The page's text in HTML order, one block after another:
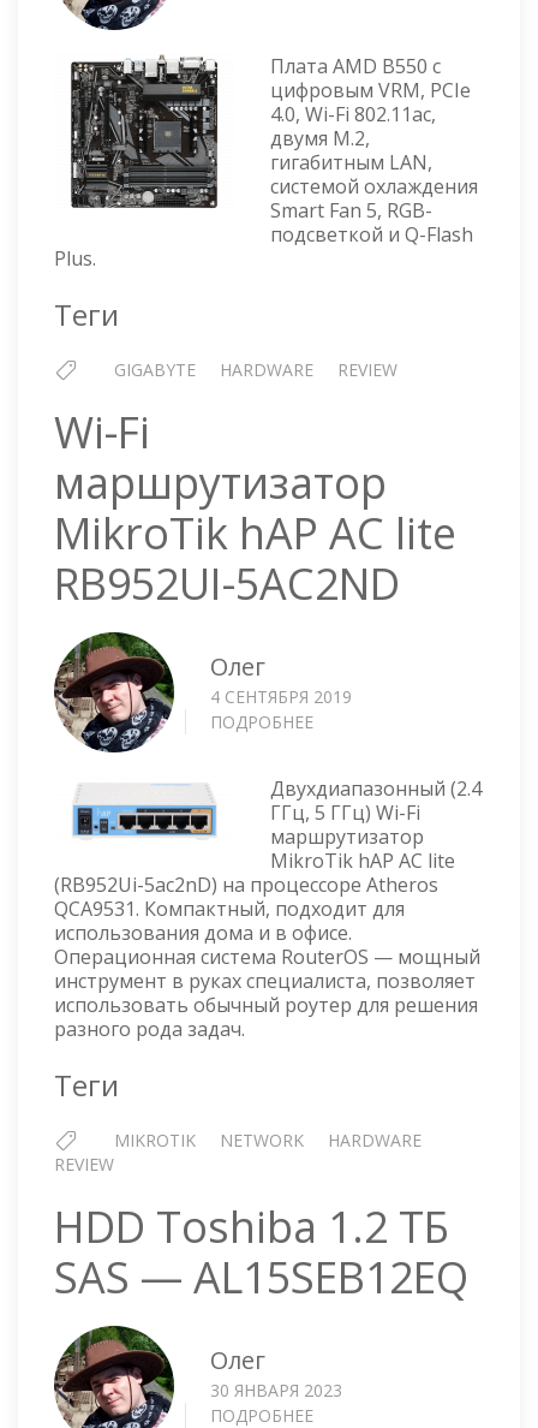
B550M
Плата AMD B550 с
цифровым VRM, PCIe
4.0, Wi-Fi 802.11ac,
двумя M.2,
гигабитным LAN,
системой охлаждения
Smart Fan 5, RGB-
подсветкой и Q-Flash
Plus.
Теги
GIGABYTE HARDWARE REVIEW
Wi-Fi
маршрутизатор
MikroTik hAP AC lite
RB952UI-5AC2ND
Олег
4 СЕНТЯБРЯ 2019
ПОДРОБНЕЕ
МАРШРУТИЗАТОР
MIKROTIK
HAP
AC
LITE
RB952UI-
5AC2ND
Двухдиапазонный (2.4
ГГц, 5 ГГц) Wi-Fi
маршрутизатор
MikroTik hAP AC lite
(RB952Ui-5ac2nD) на процессоре Atheros
QCA9531. Компактный, подходит для
использования дома и в офисе.
Операционная система RouterOS — мощный
инструмент в руках специалиста, позволяет
использовать обычный роутер для решения
разного рода задач.
Теги
MIKROTIK NETWORK
HARDWARE
REVIEW
HDD Toshiba 1.2 ТБ
SAS — AL15SEB12EQ
Олег
30 ЯНВАРЯ 2023
ПОДРОБНЕЕ